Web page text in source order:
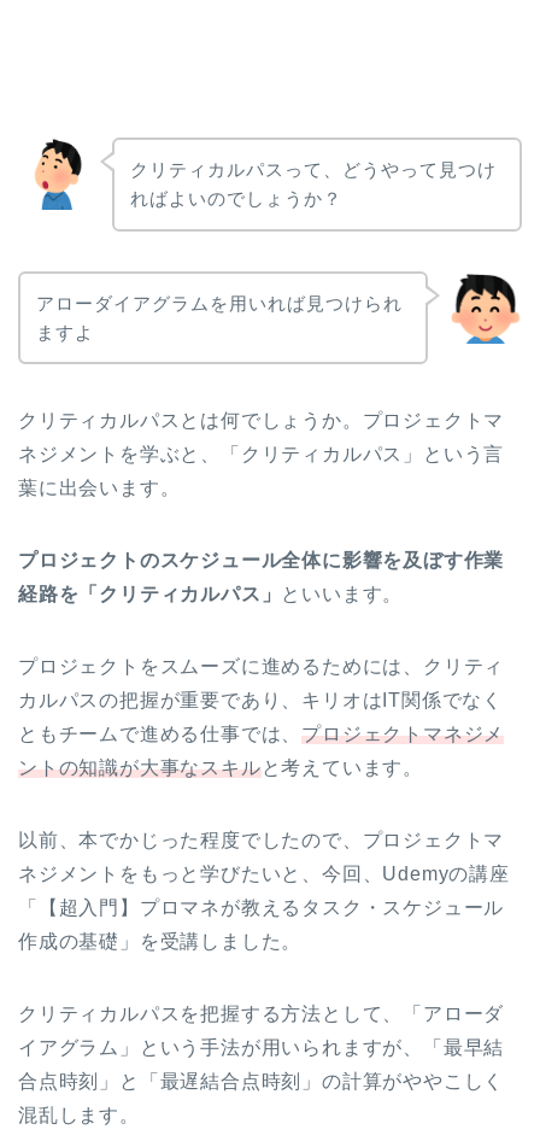
クリティカルパスって、どうやって見つけ
ればよいのでしょうか？
アローダイアグラムを用いれば見つけられ
ますよ
クリティカルパスとは何でしょうか。プロジェクトマ
ネジメントを学ぶと、「クリティカルパス」という言
葉に出会います。
プロジェクトのスケジュール全体に影響を及ぼす作業
経路を「クリティカルパス」
といいます。
プロジェクトをスムーズに進めるためには、クリティ
カルパスの把握が重要であり、キリオはIT関係でなく
ともチームで進める仕事では、プロジェクトマネジメ
ントの知識が大事なスキルと考えています。
以前、本でかじった程度でしたので、プロジェクトマ
ネジメントをもっと学びたいと、今回、Udemyの講座
「【超入門】プロマネが教えるタスク・スケジュール
作成の基礎」を受講しました。
クリティカルパスを把握する方法として、「アローダ
イアグラム」という手法が用いられますが、「最早結
合点時刻」と「最遅結合点時刻」の計算がややこしく
混乱します。